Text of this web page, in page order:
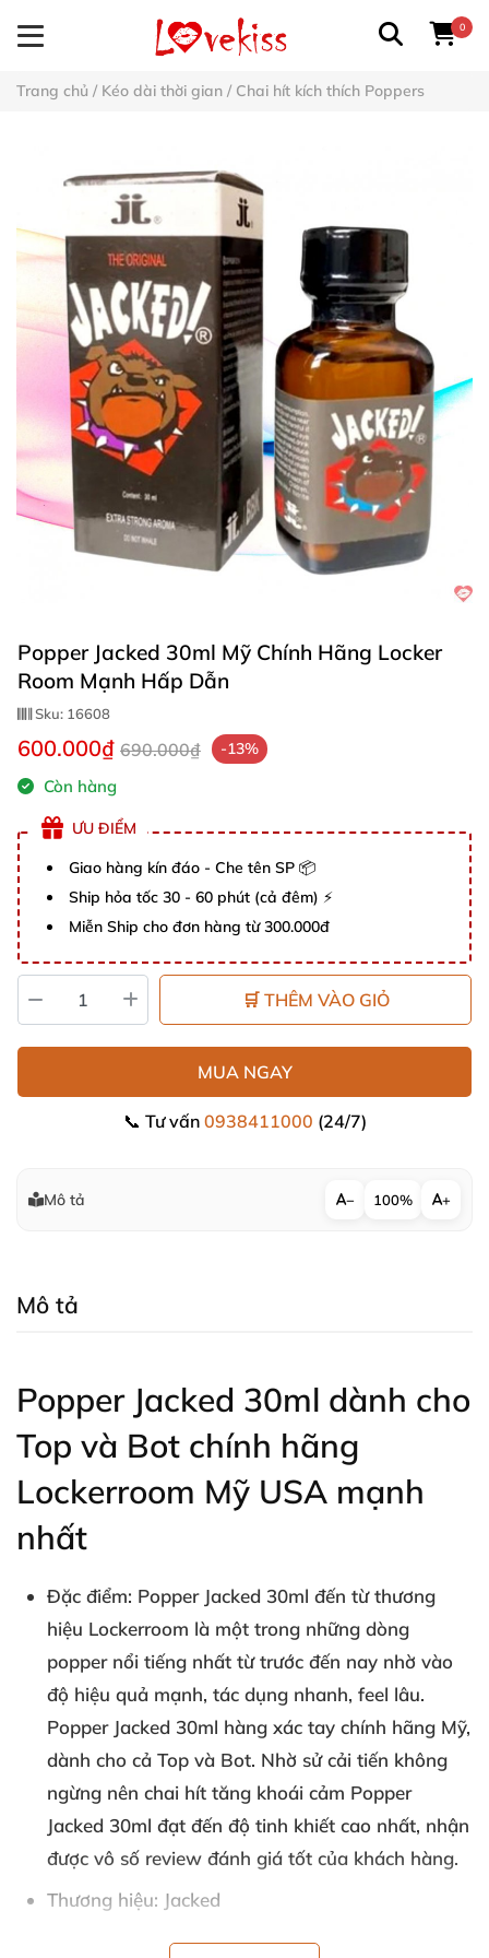
0
Trang chủ / Kéo dài thời gian / Chai hít kích thích Poppers
Popper Jacked 30ml Mỹ Chính Hãng Locker
Room Mạnh Hấp Dẫn
Sku: 16608
600.000₫ 690.000₫ -13%
Còn hàng
ƯU ĐIỂM
Giao hàng kín đáo - Che tên SP 📦
Ship hỏa tốc 30 - 60 phút (cả đêm) ⚡
Miễn Ship cho đơn hàng từ 300.000đ
🛒 THÊM VÀO GIỎ
MUA NGAY
📞 Tư vấn 0938411000 (24/7)
Mô tả − 100% +
Mô tả
Popper Jacked 30ml dành cho
Top và Bot chính hãng
Lockerroom Mỹ USA mạnh
nhất
Đặc điểm: Popper Jacked 30ml đến từ thương
hiệu Lockerroom là một trong những dòng
popper nổi tiếng nhất từ trước đến nay nhờ vào
độ hiệu quả mạnh, tác dụng nhanh, feel lâu.
Popper Jacked 30ml hàng xác tay chính hãng Mỹ,
dành cho cả Top và Bot. Nhờ sử cải tiến không
ngừng nên chai hít tăng khoái cảm Popper
Jacked 30ml đạt đến độ tinh khiết cao nhất, nhận
được vô số review đánh giá tốt của khách hàng.
Thương hiệu: Jacked